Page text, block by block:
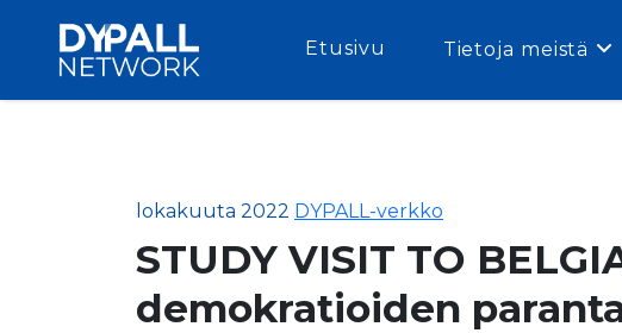
Etusivu Tietoja meistä
lokakuuta 2022 DYPALL-verkko
STUDY VISIT TO
demokratioiden